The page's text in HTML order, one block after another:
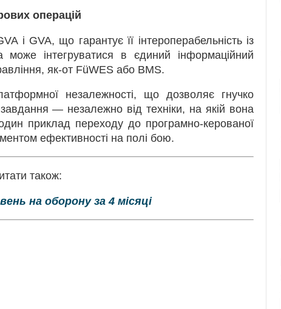
операцій
і GVA, що гарантує її інтероперабельність із
інтегруватися в єдиний інформаційний
як-от FüWES або BMS.
незалежності, що дозволяє гнучко
завдання — незалежно від техніки, на якій вона
приклад переходу до програмно-керованої
ефективності на полі бою.
також:
на оборону за 4 місяці